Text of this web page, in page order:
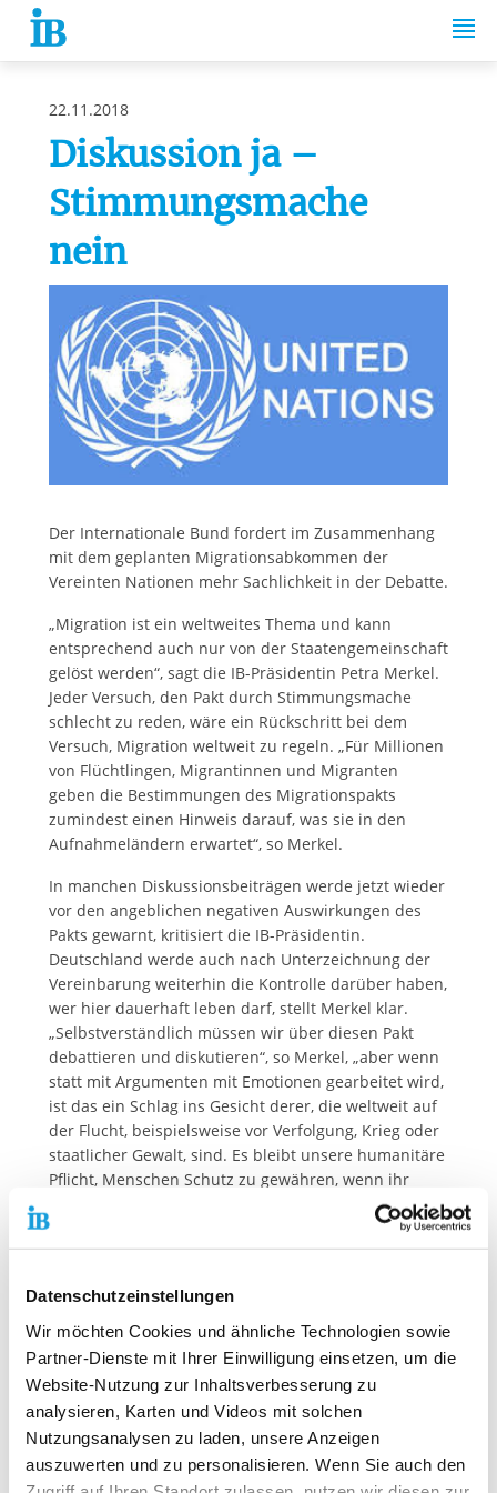
Datenschutzeinstellungen
Wir möchten Cookies und ähnliche Technologien sowie
Partner-Dienste mit Ihrer Einwilligung einsetzen, um die
Website-Nutzung zur Inhaltsverbesserung zu
analysieren, Karten und Videos mit solchen
Nutzungsanalysen zu laden, unsere Anzeigen
auszuwerten und zu personalisieren. Wenn Sie auch den
Springe zum Inhalt
22.11.2018
Diskussion ja –
Stimmungsmache
nein
Der Internationale Bund fordert im Zusammenhang
mit dem geplanten Migrationsabkommen der
Vereinten Nationen mehr Sachlichkeit in der Debatte.
„Migration ist ein weltweites Thema und kann
entsprechend auch nur von der Staatengemeinschaft
gelöst werden“, sagt die IB-Präsidentin Petra Merkel.
Jeder Versuch, den Pakt durch Stimmungsmache
schlecht zu reden, wäre ein Rückschritt bei dem
Versuch, Migration weltweit zu regeln. „Für Millionen
von Flüchtlingen, Migrantinnen und Migranten
geben die Bestimmungen des Migrationspakts
zumindest einen Hinweis darauf, was sie in den
Aufnahmeländern erwartet“, so Merkel.
In manchen Diskussionsbeiträgen werde jetzt wieder
vor den angeblichen negativen Auswirkungen des
Pakts gewarnt, kritisiert die IB-Präsidentin.
Deutschland werde auch nach Unterzeichnung der
Vereinbarung weiterhin die Kontrolle darüber haben,
wer hier dauerhaft leben darf, stellt Merkel klar.
„Selbstverständlich müssen wir über diesen Pakt
debattieren und diskutieren“, so Merkel, „aber wenn
statt mit Argumenten mit Emotionen gearbeitet wird,
ist das ein Schlag ins Gesicht derer, die weltweit auf
der Flucht, beispielsweise vor Verfolgung, Krieg oder
staatlicher Gewalt, sind. Es bleibt unsere humanitäre
Pflicht, Menschen Schutz zu gewähren, wenn ihr
Leben und ihre Gesundheit gefährdet sind.“
Deshalb begrüßt der IB auch ausdrücklich den
ein gemeinsames, weltweit geltendes Abkommen für
formulieren.
Pressekontakt:
Dirk Altbürger
Tel. 069 94545112 u. 0171 5124323
dirk.altbuerger@ib.de